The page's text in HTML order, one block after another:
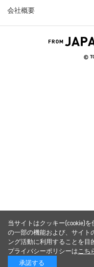
会社概要
©
当サイトはクッキー(cookie)
の一部の機能および、サイト
ング活動に利用することを目
プライバシーポリシーはこち
承諾する